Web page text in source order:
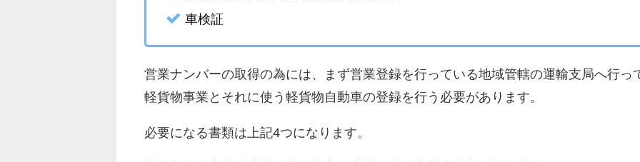
車検証
営業ナンバーの取得の為には、まず営業登録を行っている地域管轄の運輸支局へ行っ
軽貨物事業とそれに使う軽貨物自動車の登録を行う必要があります。
必要になる書類は上記4つになります。